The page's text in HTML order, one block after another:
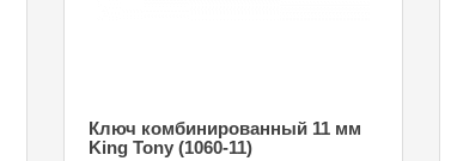
Ключ комбинированный 11 мм
King Tony (1060-11)